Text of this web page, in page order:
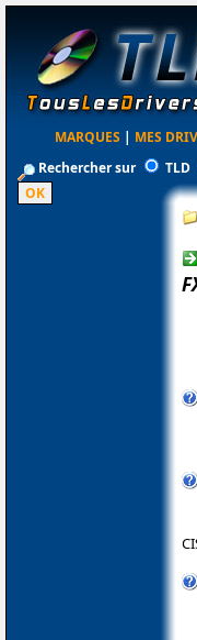
MARQUES | MES
Rechercher sur
TLD